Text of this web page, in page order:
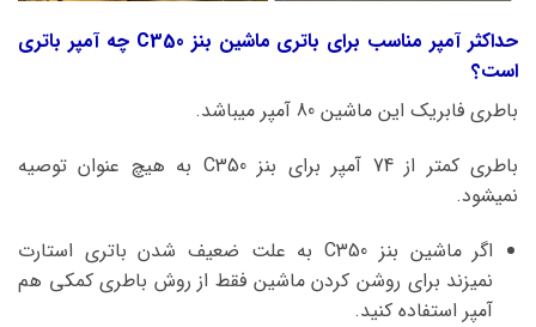
حداکثر آمپر مناسب برای باتری ماشین بنز C350 چه آمپر باتری
است؟
باطری فابریک این ماشین 80 آمپر میباشد.
باطری کمتر از 74 آمپر برای بنز C350 به هیچ عنوان توصیه
نمیشود.
اگر ماشین بنز C350 به علت ضعیف شدن باتری استارت
نمیزند برای روشن کردن ماشین فقط از روش باطری کمکی هم
آمپر استفاده کنید.